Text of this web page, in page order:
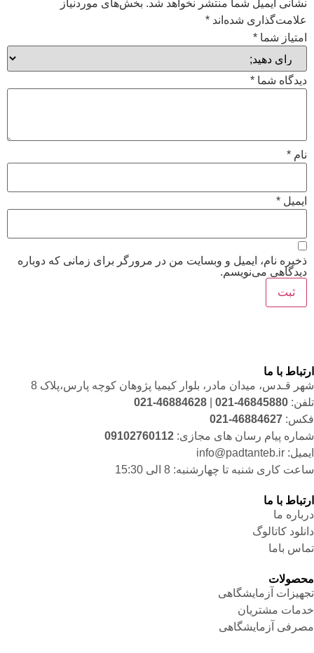
نشانی ایمیل شما منتشر نخواهد شد. بخش‌های موردنیاز
علامت‌گذاری شده‌اند *
امتیاز شما *
دیدگاه شما *
نام *
ایمیل *
ذخیره نام، ایمیل و وبسایت من در مرورگر برای زمانی که دوباره
دیدگاهی می‌نویسم.
ارتباط با ما
شهر قـدس، میدان مادر، بلوار کیمیا پژوهان کوچه پارس،پلاک 8
تلفن: 46845880-021
46884628-021
فکس: 46884627-021
شماره پیام رسان های مجازی: 09102760112
ایمیل: info@padtanteb.ir
ساعت کاری شنبه تا چهارشنبه: 8 الی 15:30
ارتباط با ما
درباره ما
دانلود کاتالوگ
تماس باما
محصولات
تجهیزات آزمایشگاهی
خدمات مشتریان
مصرفی آزمایشگاهی